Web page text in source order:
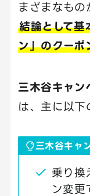
まざまなもの
結論として基
ン」のクーポ
三木谷キャン
は、主に以下
三木谷キャ
乗り換
ン変